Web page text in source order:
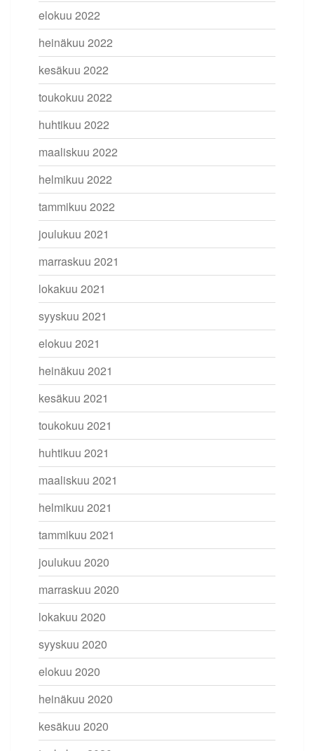
elokuu 2022
heinäkuu 2022
kesäkuu 2022
toukokuu 2022
huhtikuu 2022
maaliskuu 2022
helmikuu 2022
tammikuu 2022
joulukuu 2021
marraskuu 2021
lokakuu 2021
syyskuu 2021
elokuu 2021
heinäkuu 2021
kesäkuu 2021
toukokuu 2021
huhtikuu 2021
maaliskuu 2021
helmikuu 2021
tammikuu 2021
joulukuu 2020
marraskuu 2020
lokakuu 2020
syyskuu 2020
elokuu 2020
heinäkuu 2020
kesäkuu 2020